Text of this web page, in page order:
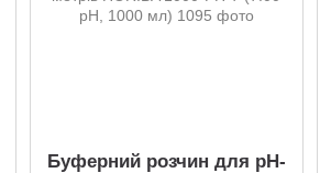
Буферний розчин для pH-